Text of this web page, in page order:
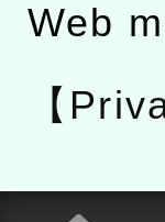
Web
【